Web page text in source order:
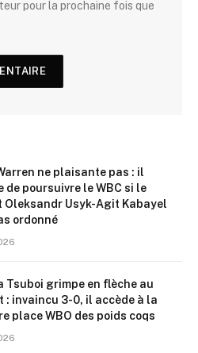
pour la prochaine fois que
ne plaisante pas : il
de poursuivre le WBC si le
Oleksandr Usyk-Agit Kabayel
ordonné
Tsuboi grimpe en flèche au
: invaincu 3-0, il accède à la
place WBO des poids coqs